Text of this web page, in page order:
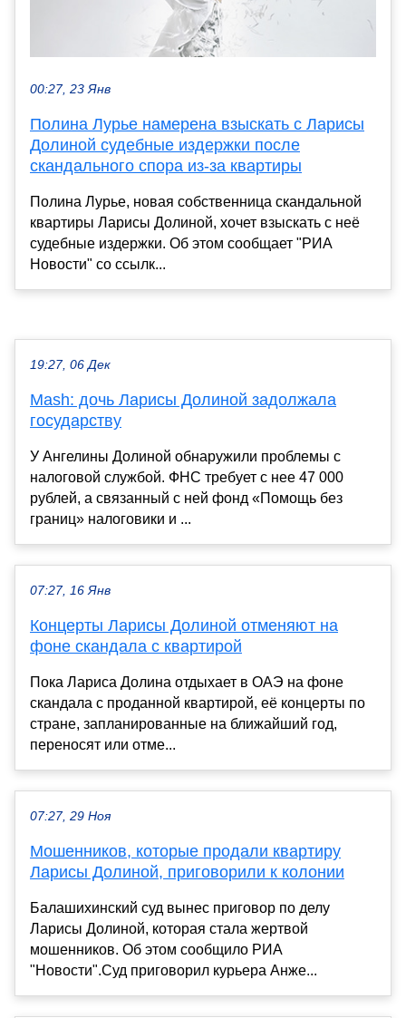
00:27, 23 Янв
Полина Лурье намерена взыскать с Ларисы
Долиной судебные издержки после
скандального спора из-за квартиры
Полина Лурье, новая собственница скандальной
квартиры Ларисы Долиной, хочет взыскать с неё
судебные издержки. Об этом сообщает "РИА
Новости" со ссылк...
19:27, 06 Дек
Mash: дочь Ларисы Долиной задолжала
государству
У Ангелины Долиной обнаружили проблемы с
налоговой службой. ФНС требует с нее 47 000
рублей, а связанный с ней фонд «Помощь без
границ» налоговики и ...
07:27, 16 Янв
Концерты Ларисы Долиной отменяют на
фоне скандала с квартирой
Пока Лариса Долина отдыхает в ОАЭ на фоне
скандала с проданной квартирой, её концерты по
стране, запланированные на ближайший год,
переносят или отме...
07:27, 29 Ноя
Мошенников, которые продали квартиру
Ларисы Долиной, приговорили к колонии
Балашихинский суд вынес приговор по делу
Ларисы Долиной, которая стала жертвой
мошенников. Об этом сообщило РИА
"Новости".Суд приговорил курьера Анже...